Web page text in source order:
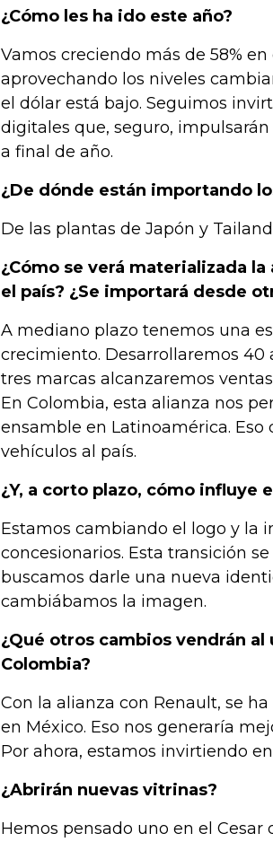
¿Cómo les ha ido este año?
Vamos creciendo más de 58%
aprovechando los niveles
el dólar está bajo. Seguimos
digitales que, seguro,
a final de año.
¿De dónde están importando
De las plantas de Japón y
¿Cómo se verá materializada la
el país? ¿Se importará desde
A mediano plazo tenemos una
crecimiento. Desarrollaremos 40
tres marcas alcanzaremos
En Colombia, esta alianza nos
ensamble en Latinoamérica.
vehículos al país.
¿Y, a corto plazo, cómo influye
Estamos cambiando el logo y la
concesionarios. Esta transición
buscamos darle una nueva
cambiábamos la imagen.
¿Qué otros cambios vendrán
Colombia?
Con la alianza con Renault, se
en México. Eso nos generaría
Por ahora, estamos invirtiendo
¿Abrirán nuevas vitrinas?
Hemos pensado uno en el